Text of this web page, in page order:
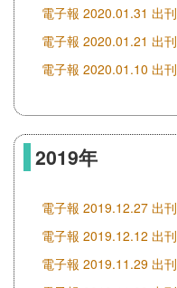
電子報 2020.01.31 出刊
電子報 2020.01.21 出刊
電子報 2020.01.10 出刊
2019年
電子報 2019.12.27 出刊
電子報 2019.12.12 出刊
電子報 2019.11.29 出刊